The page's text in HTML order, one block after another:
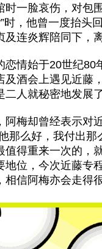
时一脸哀伤，对包
时，他曾一度抬头
及连炎辉陪同下，
恋情始于20世纪80
及酒会上遇见近藤
二人就秘密地发展
阿梅却曾经表示对
那么好，我付出
值得重来一次的，
地位，今次近藤专
相信阿梅亦会走得